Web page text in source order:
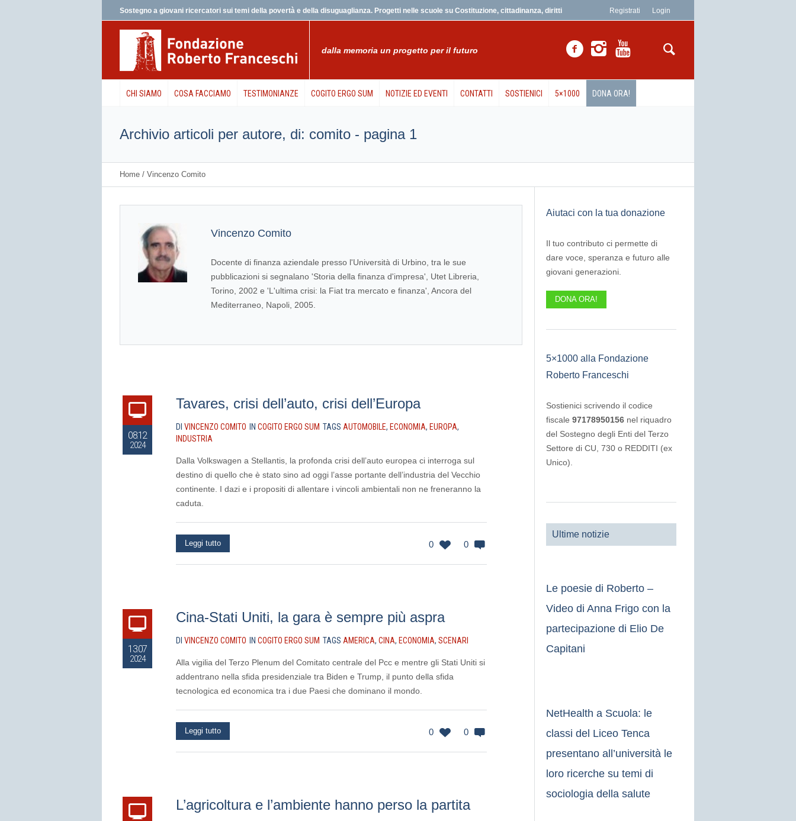
Registrati Login
Sostegno a giovani ricercatori sui temi della povertà e della disuguaglianza. Progetti nelle scuole su Costituzione, cittadinanza, diritti
dalla memoria un progetto per il futuro
CHI SIAMO COSA FACCIAMO TESTIMONIANZE COGITO ERGO SUM NOTIZIE ED EVENTI CONTATTI SOSTIENICI 5×1000 DONA ORA!
Archivio articoli per autore, di: comito - pagina 1
Home / Vincenzo Comito
Vincenzo Comito
Docente di finanza aziendale presso l'Università di Urbino, tra le sue
pubblicazioni si segnalano 'Storia della finanza d'impresa', Utet Libreria,
Torino, 2002 e 'L'ultima crisi: la Fiat tra mercato e finanza', Ancora del
Mediterraneo, Napoli, 2005.
08.12
2024
Tavares, crisi dell’auto, crisi dell’Europa
DI VINCENZO COMITO IN COGITO ERGO SUM TAGS AUTOMOBILE, ECONOMIA, EUROPA,
INDUSTRIA
Dalla Volkswagen a Stellantis, la profonda crisi dell’auto europea ci interroga sul
destino di quello che è stato sino ad oggi l’asse portante dell’industria del Vecchio
continente. I dazi e i propositi di allentare i vincoli ambientali non ne freneranno la
caduta.
0 0
Leggi tutto
13.07
2024
Cina-Stati Uniti, la gara è sempre più aspra
DI VINCENZO COMITO IN COGITO ERGO SUM TAGS AMERICA, CINA, ECONOMIA, SCENARI
Alla vigilia del Terzo Plenum del Comitato centrale del Pcc e mentre gli Stati Uniti si
addentrano nella sfida presidenziale tra Biden e Trump, il punto della sfida
tecnologica ed economica tra i due Paesi che dominano il mondo.
0 0
Leggi tutto
L’agricoltura e l’ambiente hanno perso la partita
Aiutaci con la tua donazione
Il tuo contributo ci permette di
dare voce, speranza e futuro alle
giovani generazioni.
DONA ORA!
5×1000 alla Fondazione
Roberto Franceschi
Sostienici scrivendo il codice
fiscale97178950156 nel riquadro
del Sostegno degli Enti del Terzo
Settore di CU, 730 o REDDITI (ex
Unico).
Ultime notizie
Le poesie di Roberto –
Video di Anna Frigo con la
partecipazione di Elio De
Capitani
NetHealth a Scuola: le
classi del Liceo Tenca
presentano all’università le
loro ricerche su temi di
sociologia della salute